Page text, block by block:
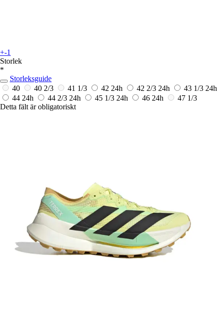
+-1
Storlek
*
Storleksguide
40
40 2/3 41 1/3 42 24h 42 2/3 24h 43 1/3 24h
44 24h 44 2/3 24h 45 1/3 24h 46 24h
47 1/3
Detta fält är obligatoriskt